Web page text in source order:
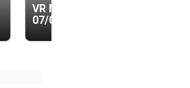
VR News Edizione 19.40
07/08/2026